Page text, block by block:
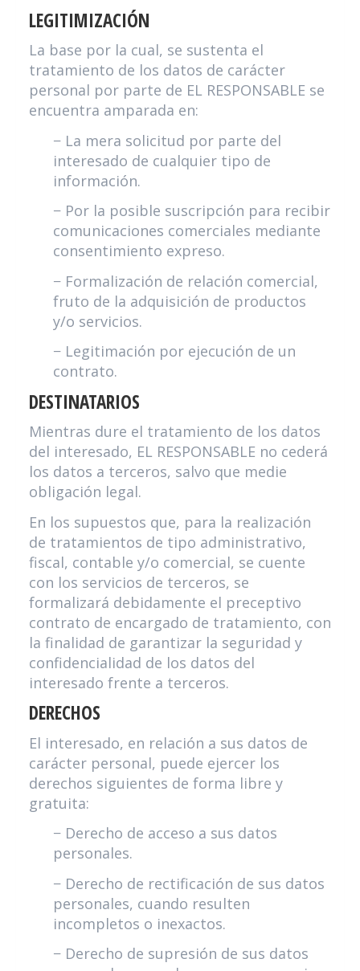
LEGITIMIZACIÓN
La base por la cual, se sustenta el
tratamiento de los datos de carácter
personal por parte de EL RESPONSABLE se
encuentra amparada en:
− La mera solicitud por parte del
interesado de cualquier tipo de
información.
− Por la posible suscripción para recibir
comunicaciones comerciales mediante
consentimiento expreso.
− Formalización de relación comercial,
fruto de la adquisición de productos
y/o servicios.
− Legitimación por ejecución de un
contrato.
DESTINATARIOS
Mientras dure el tratamiento de los datos
del interesado, EL RESPONSABLE no cederá
los datos a terceros, salvo que medie
obligación legal.
En los supuestos que, para la realización
de tratamientos de tipo administrativo,
fiscal, contable y/o comercial, se cuente
con los servicios de terceros, se
formalizará debidamente el preceptivo
contrato de encargado de tratamiento, con
la finalidad de garantizar la seguridad y
confidencialidad de los datos del
interesado frente a terceros.
DERECHOS
El interesado, en relación a sus datos de
carácter personal, puede ejercer los
derechos siguientes de forma libre y
gratuita:
− Derecho de acceso a sus datos
personales.
− Derecho de rectificación de sus datos
personales, cuando resulten
incompletos o inexactos.
− Derecho de supresión de sus datos